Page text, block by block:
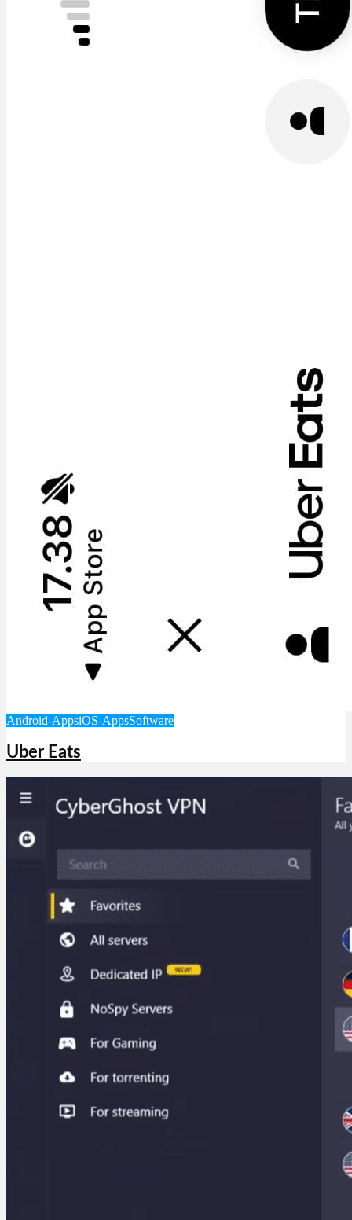
Android-AppsiOS-AppsSoftware
Uber Eats